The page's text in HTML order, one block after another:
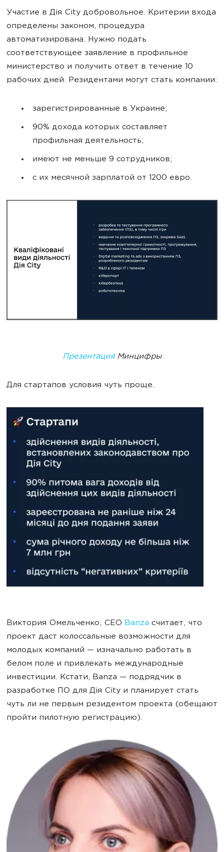
Участие в Дія City добровольное. Критерии входа
определены законом, процедура
автоматизирована. Нужно подать
соответствующее заявление в профильное
министерство и получить ответ в течение 10
рабочих дней. Резидентами могут стать компании:
зарегистрированные в Украине;
90% дохода которых составляет
профильная деятельность;
имеют не меньше 9 сотрудников;
с их месячной зарплатой от 1200 евро.
ПрезентацияМинцифры
Для стартапов условия чуть проще.
Виктория Омельченко, CEO Banza считает, что
проект даст колоссальные возможности для
молодых компаний — изначально работать в
белом поле и привлекать международные
инвестиции. Кстати, Banza — подрядчик в
разработке ПО для Дія City и планирует стать
чуть ли не первым резидентом проекта (обещают
пройти пилотную регистрацию).